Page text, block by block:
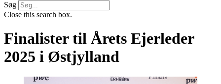
Søg
Close this search box.
Finalister til Årets Ejerleder
2025 i Østjylland